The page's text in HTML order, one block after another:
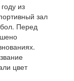
из
зал
Перед
цвет